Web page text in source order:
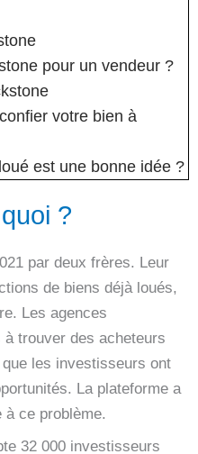
pour un vendeur ?
votre bien à
est une bonne idée ?
?
par deux frères. Leur
de biens déjà loués,
Les agences
trouver des acheteurs
les investisseurs ont
La plateforme a
à ce problème.
32 000 investisseurs